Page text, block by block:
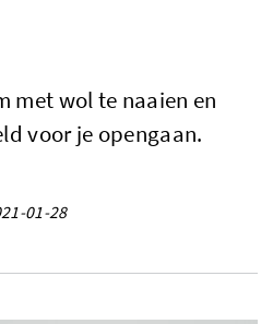
met wol te naaien en
voor je opengaan.
01-28